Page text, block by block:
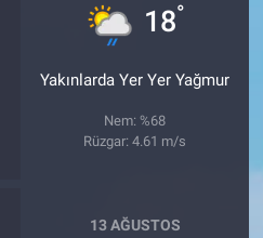
18°
Yakınlarda Yer Yer Yağmur
Nem: %68
Rüzgar: 4.61 m/s
13 AĞUSTOS